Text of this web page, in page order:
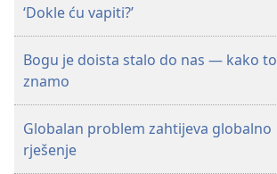
‘Dokle ću vapiti?’
Bogu je doista stalo do nas — kako to
znamo
Globalan problem zahtijeva globalno
rješenje